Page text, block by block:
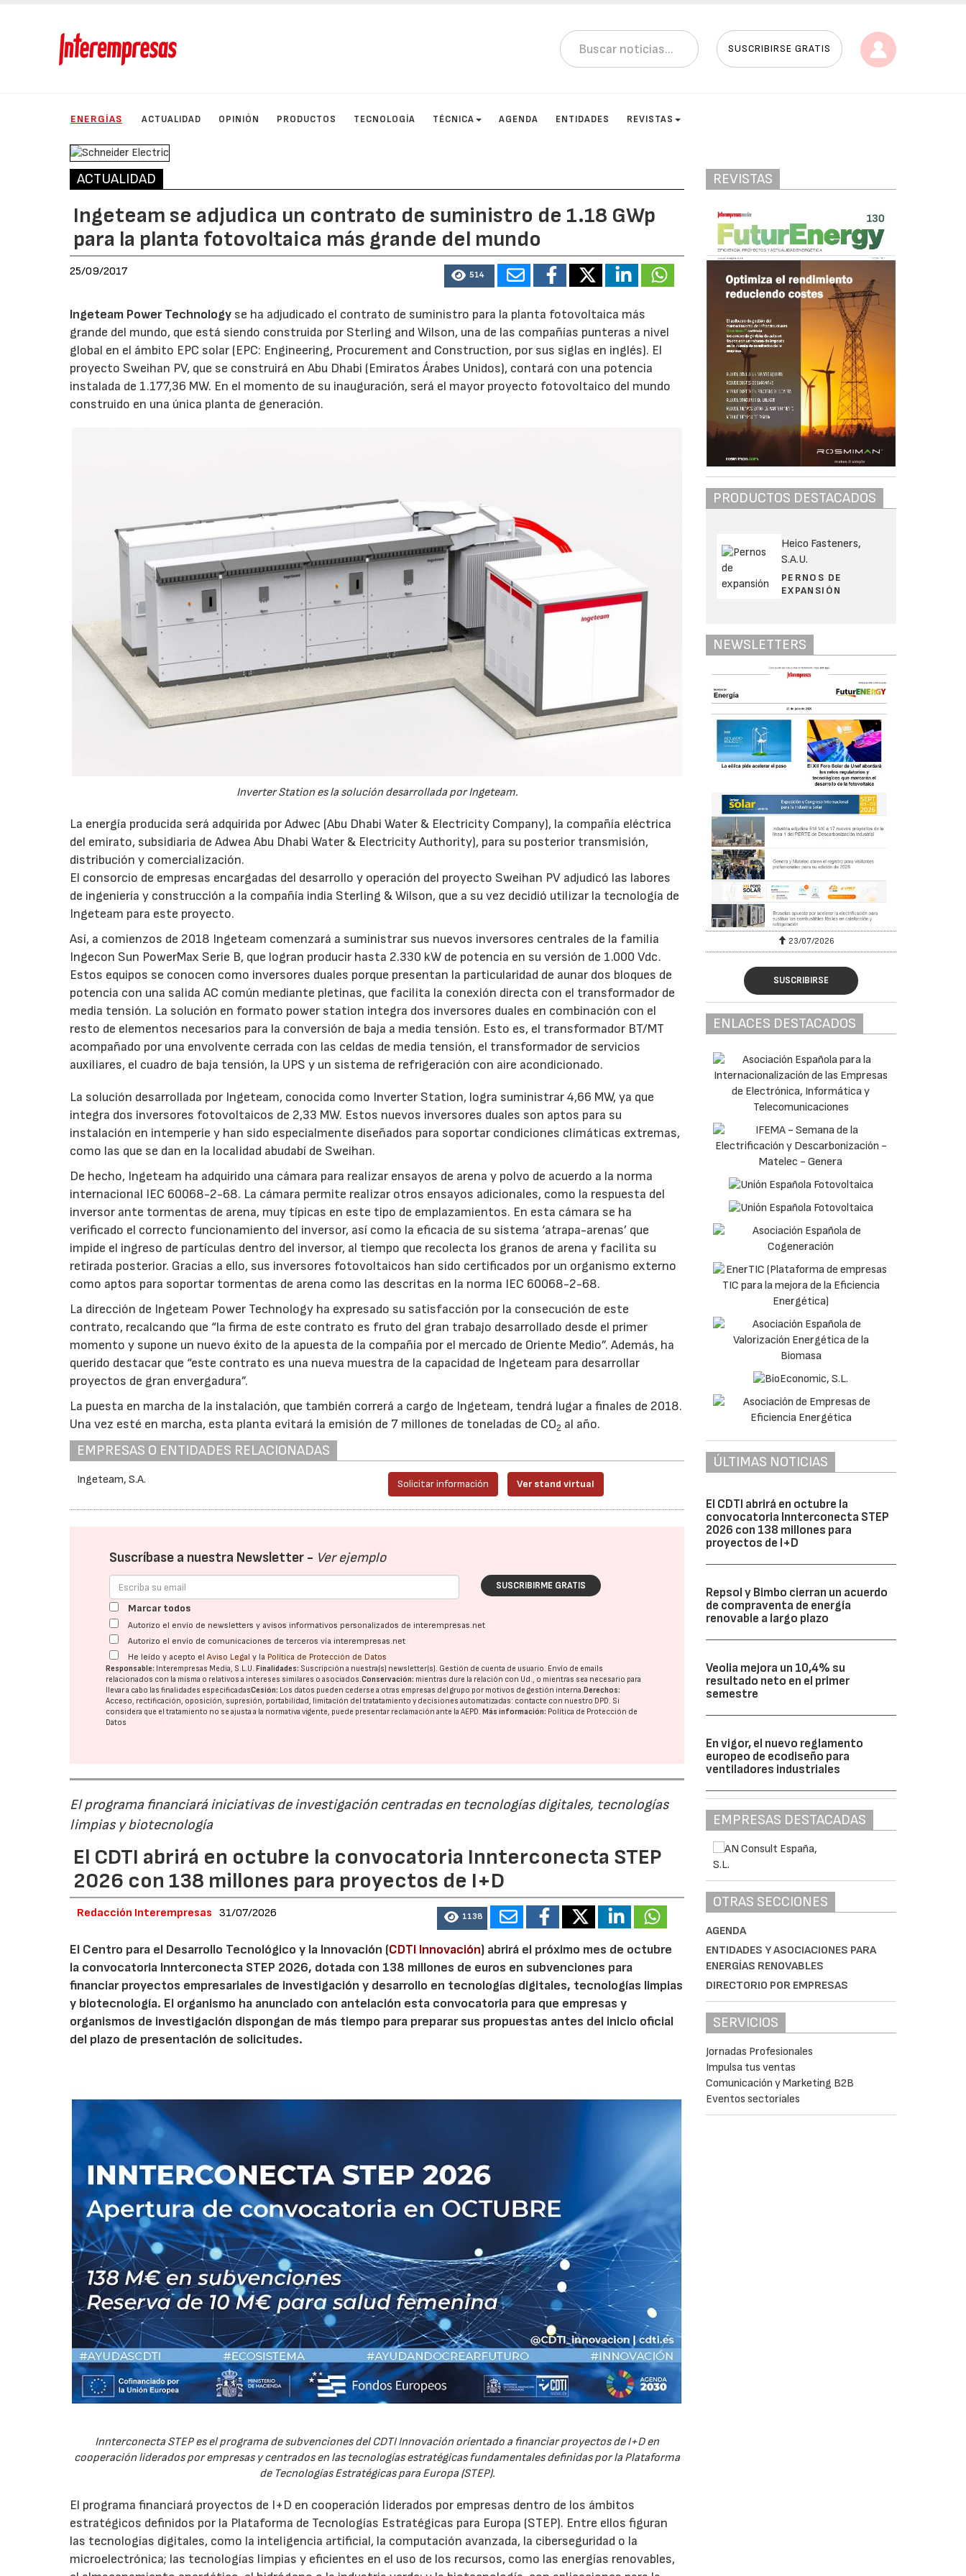
SUSCRIBIRSE GRATIS
ENERGÍAS ACTUALIDAD OPINIÓN PRODUCTOS TECNOLOGÍA TÉCNICA AGENDA ENTIDADES REVISTAS
ACTUALIDAD
Ingeteam se adjudica un contrato de suministro de 1.18 GWp
para la planta fotovoltaica más grande del mundo
25/09/2017 514
Ingeteam Power Technology se ha adjudicado el contrato de suministro para la planta fotovoltaica más
grande del mundo, que está siendo construida por Sterling and Wilson, una de las compañías punteras a nivel
global en el ámbito EPC solar (EPC: Engineering, Procurement and Construction, por sus siglas en inglés). El
proyecto Sweihan PV, que se construirá en Abu Dhabi (Emiratos Árabes Unidos), contará con una potencia
instalada de 1.177,36 MW. En el momento de su inauguración, será el mayor proyecto fotovoltaico del mundo
construido en una única planta de generación.
Inverter Station es la solución desarrollada por Ingeteam.
La energía producida será adquirida por Adwec (Abu Dhabi Water & Electricity Company), la compañía eléctrica
del emirato, subsidiaria de Adwea Abu Dhabi Water & Electricity Authority), para su posterior transmisión,
distribución y comercialización.
El consorcio de empresas encargadas del desarrollo y operación del proyecto Sweihan PV adjudicó las labores
de ingeniería y construcción a la compañía india Sterling & Wilson, que a su vez decidió utilizar la tecnología de
Ingeteam para este proyecto.
Así, a comienzos de 2018 Ingeteam comenzará a suministrar sus nuevos inversores centrales de la familia
Ingecon Sun PowerMax Serie B, que logran producir hasta 2.330 kW de potencia en su versión de 1.000 Vdc.
Estos equipos se conocen como inversores duales porque presentan la particularidad de aunar dos bloques de
potencia con una salida AC común mediante pletinas, que facilita la conexión directa con el transformador de
media tensión. La solución en formato power station integra dos inversores duales en combinación con el
resto de elementos necesarios para la conversión de baja a media tensión. Esto es, el transformador BT/MT
acompañado por una envolvente cerrada con las celdas de media tensión, el transformador de servicios
auxiliares, el cuadro de baja tensión, la UPS y un sistema de refrigeración con aire acondicionado.
La solución desarrollada por Ingeteam, conocida como Inverter Station, logra suministrar 4,66 MW, ya que
integra dos inversores fotovoltaicos de 2,33 MW. Estos nuevos inversores duales son aptos para su
instalación en intemperie y han sido especialmente diseñados para soportar condiciones climáticas extremas,
como las que se dan en la localidad abudabí de Sweihan.
De hecho, Ingeteam ha adquirido una cámara para realizar ensayos de arena y polvo de acuerdo a la norma
internacional IEC 60068-2-68. La cámara permite realizar otros ensayos adicionales, como la respuesta del
inversor ante tormentas de arena, muy típicas en este tipo de emplazamientos. En esta cámara se ha
verificado el correcto funcionamiento del inversor, así como la eficacia de su sistema ‘atrapa-arenas’ que
impide el ingreso de partículas dentro del inversor, al tiempo que recolecta los granos de arena y facilita su
retirada posterior. Gracias a ello, sus inversores fotovoltaicos han sido certificados por un organismo externo
como aptos para soportar tormentas de arena como las descritas en la norma IEC 60068-2-68.
La dirección de Ingeteam Power Technology ha expresado su satisfacción por la consecución de este
contrato, recalcando que “la firma de este contrato es fruto del gran trabajo desarrollado desde el primer
momento y supone un nuevo éxito de la apuesta de la compañía por el mercado de Oriente Medio”. Además, ha
querido destacar que “este contrato es una nueva muestra de la capacidad de Ingeteam para desarrollar
proyectos de gran envergadura”.
La puesta en marcha de la instalación, que también correrá a cargo de Ingeteam, tendrá lugar a finales de 2018.
Una vez esté en marcha, esta planta evitará la emisión de 7 millones de toneladas de CO2 al año.
EMPRESAS O ENTIDADES RELACIONADAS
Ingeteam, S.A. Solicitar información Ver stand virtual
Suscríbase a nuestra Newsletter - Ver ejemplo
SUSCRIBIRME GRATIS
Marcar todos
Autorizo el envío de newsletters y avisos informativos personalizados de interempresas.net
Autorizo el envío de comunicaciones de terceros vía interempresas.net
He leído y acepto elAviso Legal y la Política de Protección de Datos
Responsable: Interempresas Media, S.L.U. Finalidades: Suscripción a nuestra(s) newsletter(s). Gestión de cuenta de usuario. Envío de emails
relacionados con la misma o relativos a intereses similares o asociados.Conservación: mientras dure la relación con Ud., o mientras sea necesario para
llevar a cabo las finalidades especificadasCesión: Los datos pueden cederse a otras empresas del grupo por motivos de gestión interna. Derechos:
Acceso, rectificación, oposición, supresión, portabilidad, limitación del tratatamiento y decisiones automatizadas: contacte con nuestro DPD. Si
considera que el tratamiento no se ajusta a la normativa vigente, puede presentar reclamación ante laAEPD. Más información: Política de Protección de
Datos
El programa financiará iniciativas de investigación centradas en tecnologías digitales, tecnologías
limpias y biotecnología
El CDTI abrirá en octubre la convocatoria Innterconecta STEP
2026 con 138 millones para proyectos de I+D
Redacción Interempresas 31/07/2026 1138
El Centro para el Desarrollo Tecnológico y la Innovación (CDTI Innovación) abrirá el próximo mes de octubre
la convocatoria Innterconecta STEP 2026, dotada con 138 millones de euros en subvenciones para
financiar proyectos empresariales de investigación y desarrollo en tecnologías digitales, tecnologías limpias
y biotecnología. El organismo ha anunciado con antelación esta convocatoria para que empresas y
organismos de investigación dispongan de más tiempo para preparar sus propuestas antes del inicio oficial
del plazo de presentación de solicitudes.
Innterconecta STEP es el programa de subvenciones del CDTI Innovación orientado a financiar proyectos de I+D en
cooperación liderados por empresas y centrados en las tecnologías estratégicas fundamentales definidas por la Plataforma
de Tecnologías Estratégicas para Europa (STEP).
El programa financiará proyectos de I+D en cooperación liderados por empresas dentro de los ámbitos
estratégicos definidos por la Plataforma de Tecnologías Estratégicas para Europa (STEP). Entre ellos figuran
las tecnologías digitales, como la inteligencia artificial, la computación avanzada, la ciberseguridad o la
microelectrónica; las tecnologías limpias y eficientes en el uso de los recursos, como las energías renovables,
REVISTAS
PRODUCTOS DESTACADOS
Heico Fasteners,
S.A.U.
PERNOS DE
EXPANSIÓN
NEWSLETTERS
23/07/2026 30/07/2026 23/07/2026
SUSCRIBIRSE
ENLACES DESTACADOS
ÚLTIMAS NOTICIAS
El CDTI abrirá en octubre la
convocatoria Innterconecta STEP
2026 con 138 millones para
proyectos de I+D
Repsol y Bimbo cierran un acuerdo
de compraventa de energía
renovable a largo plazo
Veolia mejora un 10,4% su
resultado neto en el primer
semestre
En vigor, el nuevo reglamento
europeo de ecodiseño para
ventiladores industriales
EMPRESAS DESTACADAS
OTRAS SECCIONES
AGENDA
ENTIDADES Y ASOCIACIONES PARA
ENERGÍAS RENOVABLES
DIRECTORIO POR EMPRESAS
SERVICIOS
Jornadas Profesionales
Impulsa tus ventas
Comunicación y Marketing B2B
Eventos sectoriales